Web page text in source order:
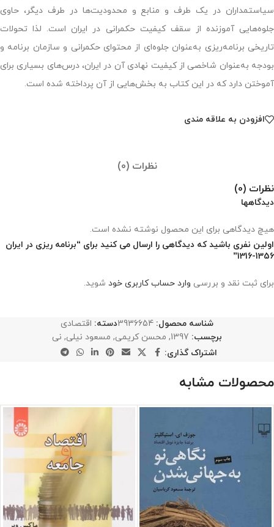
سیاستمداران در یک طرف و منابع و محدودیت‌ها در طرف دیگر، حاوی
جلوه‌هایی آموزنده از سقف کیفیت حکمرانی در ایران است. لذا تحولات
تاریخی برنامه‌ریزی به‌عنوان جلوه‌ای از محتوای حکمرانی و سازمان برنامه و
بودجه به‌عنوان شاخصی از کیفیت نهادی آن در ایران، درس‌های بسیاری برای
آموختن دارد که در این کتاب به بخش‌هایی از آن پرداخته شده است.
افزودن به علاقه مندی
نظرات (0)
نظرات (0)
دیدگاهها
هیچ دیدگاهی برای این محصول نوشته نشده است.
اولین نفری باشید که دیدگاهی را ارسال می کنید برای “برنامه ریزی در ایران
1356-1316”
برای ثبت نقد و بررسی وارد حساب کاربری خود شوید.
شناسه محصول: 3936654دسته: اقتصادی
برچسب: 1397
, محسن کریمی, مسعود نیلی, نی
اشتراک گذاری:
محصولات مشابه